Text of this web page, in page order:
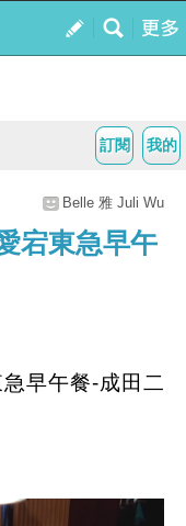
我的
訂閱
Belle 雅 Juli Wu
宕東急早午
早午餐-成田二